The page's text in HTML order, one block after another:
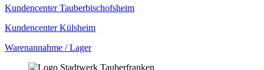
Kundencenter Tauberbischofsheim
Kundencenter Külsheim
Warenannahme / Lager